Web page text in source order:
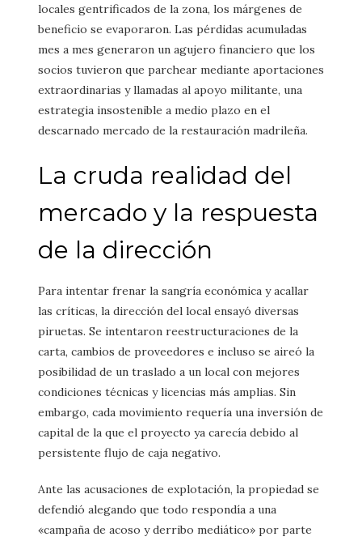
locales gentrificados de la zona, los márgenes de
beneficio se evaporaron. Las pérdidas acumuladas
mes a mes generaron un agujero financiero que los
socios tuvieron que parchear mediante aportaciones
extraordinarias y llamadas al apoyo militante, una
estrategia insostenible a medio plazo en el
descarnado mercado de la restauración madrileña.
La cruda realidad del
mercado y la respuesta
de la dirección
Para intentar frenar la sangría económica y acallar
las críticas, la dirección del local ensayó diversas
piruetas. Se intentaron reestructuraciones de la
carta, cambios de proveedores e incluso se aireó la
posibilidad de un traslado a un local con mejores
condiciones técnicas y licencias más amplias. Sin
embargo, cada movimiento requería una inversión de
capital de la que el proyecto ya carecía debido al
persistente flujo de caja negativo.
Ante las acusaciones de explotación, la propiedad se
defendió alegando que todo respondía a una
«campaña de acoso y derribo mediático» por parte